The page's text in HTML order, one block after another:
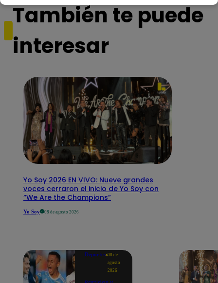
También te puede
interesar
Yo Soy 2026 EN VIVO: Nueve grandes
voces cerraron el inicio de Yo Soy con
“We Are the Champions”
Yo Soy 08 de agosto 2026
Deportes 08 de
agosto
2026